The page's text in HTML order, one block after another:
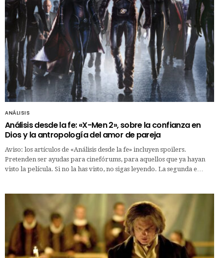
ANÁLISIS
Análisis desde la fe: «X-Men 2», sobre la confianza en
Dios y la antropología del amor de pareja
Aviso: los artículos de «Análisis desde la fe» incluyen spoilers.
Pretenden ser ayudas para cinefórums, para aquellos que ya hayan
visto la película. Si no la has visto, no sigas leyendo. La segunda e…